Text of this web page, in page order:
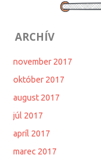
ARCHÍV
november 2017
október 2017
august 2017
júl 2017
apríl 2017
marec 2017